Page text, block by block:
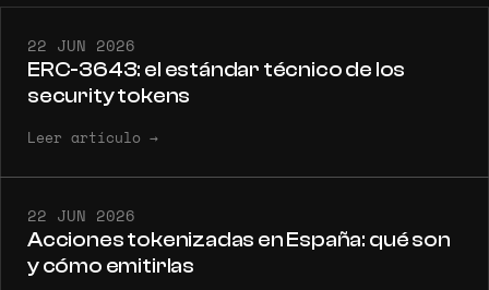
22 JUN 2026
ERC-3643: el estándar técnico de los
security tokens
Leer artículo →
22 JUN 2026
Acciones tokenizadas en España: qué son
y cómo emitirlas